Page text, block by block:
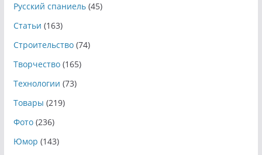
Русский спаниель(45)
Статьи (163)
Строительство(74)
Творчество(165)
Технологии (73)
Товары (219)
Фото(236)
Юмор (143)